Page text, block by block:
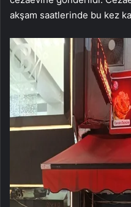
akşam saatlerinde bu kez